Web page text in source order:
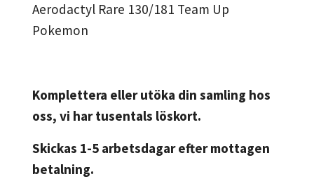
Aerodactyl Rare 130/181 Team Up
Pokemon
Komplettera eller utöka din samling hos
oss, vi har tusentals löskort.
Skickas 1-5 arbetsdagar efter mottagen
betalning.